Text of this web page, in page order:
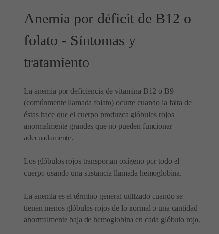
Anemia por déficit de B12 o
folato - Síntomas y
tratamiento
La anemia por deficiencia de vitamina B12 o B9
(comúnmente llamada folato) ocurre cuando la falta de
éstas hace que el cuerpo produzca glóbulos rojos
anormalmente grandes que no pueden funcionar
adecuadamente.
Los glóbulos rojos transportan oxígeno por todo el
cuerpo usando una sustancia llamada hemoglobina.
La anemia es el término general utilizado cuando se
tienen menos glóbulos rojos de lo normal o una cantidad
anormalmente baja de hemoglobina en cada glóbulo rojo.